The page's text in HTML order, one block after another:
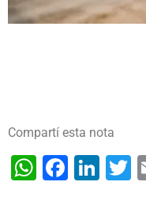
Compartí esta nota